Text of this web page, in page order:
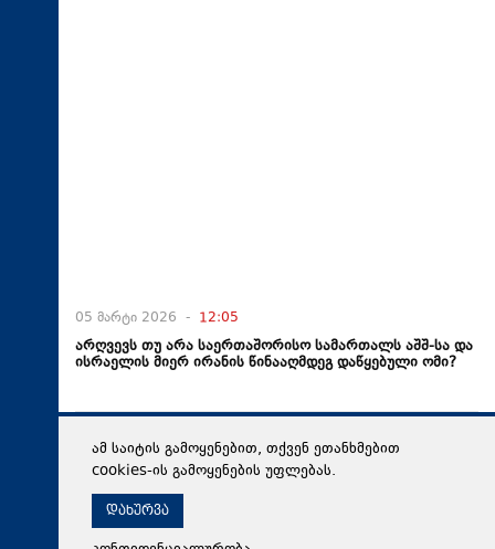
05 მარტი 2026 - 12:05
არღვევს თუ არა საერთაშორისო სამართალს აშშ-სა და
ისრაელის მიერ ირანის წინააღმდეგ დაწყებული ომი?
ამ საიტის გამოყენებით, თქვენ ეთანხმებით
cookies-ის გამოყენების უფლებას.
დახურვა